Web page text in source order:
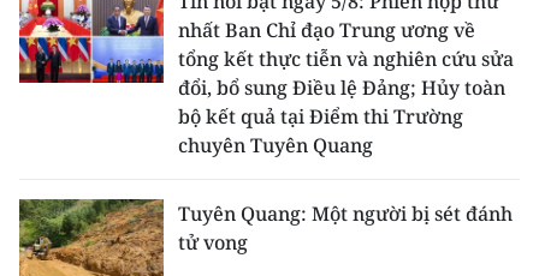
nhất Ban Chỉ đạo Trung ương về
tổng kết thực tiễn và nghiên cứu sửa
đổi, bổ sung Điều lệ Đảng; Hủy toàn
bộ kết quả tại Điểm thi Trường
chuyên Tuyên Quang
Tuyên Quang: Một người bị sét đánh
tử vong